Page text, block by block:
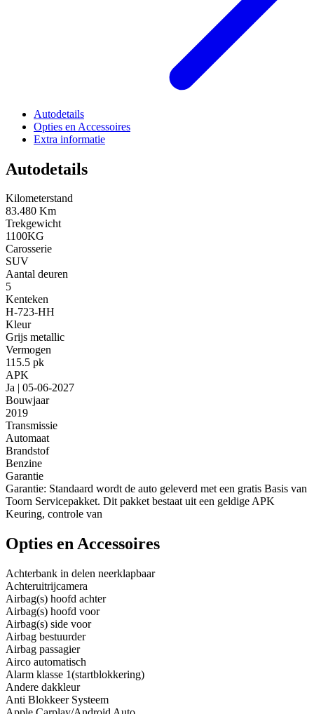
Autodetails
Opties en Accessoires
Extra informatie
Autodetails
Kilometerstand
83.480 Km
Trekgewicht
1100KG
Carosserie
SUV
Aantal deuren
5
Kenteken
H-723-HH
Kleur
Grijs metallic
Vermogen
115.5 pk
APK
Ja | 05-06-2027
Bouwjaar
2019
Transmissie
Automaat
Brandstof
Benzine
Garantie
Garantie: Standaard wordt de auto geleverd met een gratis Basis van
Toorn Servicepakket. Dit pakket bestaat uit een geldige APK
Keuring, controle van
Opties en Accessoires
Achterbank in delen neerklapbaar
Achteruitrijcamera
Airbag(s) hoofd achter
Airbag(s) hoofd voor
Airbag(s) side voor
Airbag bestuurder
Airbag passagier
Airco automatisch
Alarm klasse 1(startblokkering)
Andere dakkleur
Anti Blokkeer Systeem